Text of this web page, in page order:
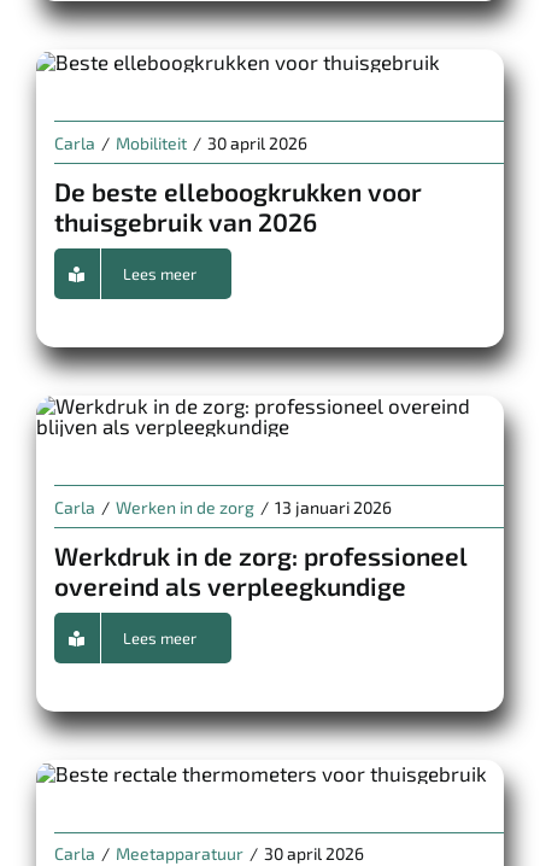
Carla / Mobiliteit / 30 april 2026
De beste elleboogkrukken voor
thuisgebruik van 2026
Lees meer
Carla / Werken in de zorg / 13 januari 2026
Werkdruk in de zorg: professioneel
overeind als verpleegkundige
Lees meer
Carla / Meetapparatuur / 30 april 2026